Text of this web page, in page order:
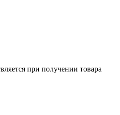
при получении товара